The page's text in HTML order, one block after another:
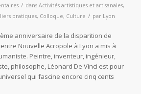
/ dans Activités artistiques et artisanales,
pratiques, Colloque, Culture / par Lyon
anniversaire de la disparition de
Nouvelle Acropole à Lyon a mis à
Peintre, inventeur, ingénieur,
philosophe, Léonard De Vinci est pour
qui fascine encore cinq cents